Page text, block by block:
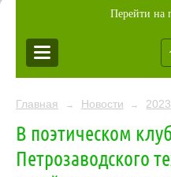
Перейти на
Главная → Новости → 2023
В поэтическом
Петрозаводского